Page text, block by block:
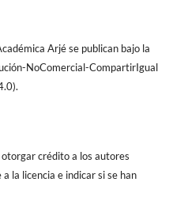
Arjé se publican bajo la
NoComercial-CompartirIgual
otorgar crédito a los autores
la licencia e indicar si se han